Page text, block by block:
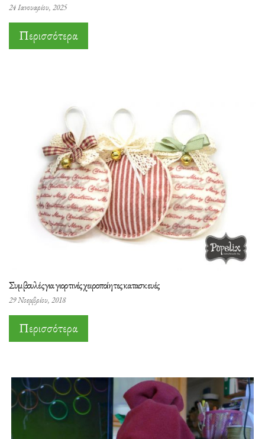
24 Ιανουαρίου, 2025
Περισσότερα
Συμβουλές για γιορτινές χειροποίητες κατασκευές
29 Νοεμβρίου, 2018
Περισσότερα